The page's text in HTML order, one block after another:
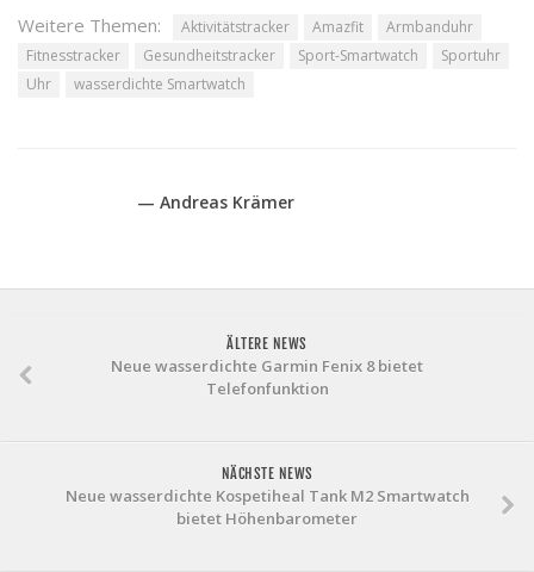
Weitere Themen: Aktivitätstracker Amazfit
Armbanduhr
Fitnesstracker
Gesundheitstracker Sport-Smartwatch
Sportuhr
Uhr
wasserdichte Smartwatch
— Andreas Krämer
ÄLTERE NEWS
Neue wasserdichte Garmin Fenix 8 bietet
Telefonfunktion
NÄCHSTE NEWS
Neue wasserdichte Kospetiheal Tank M2 Smartwatch
bietet Höhenbarometer